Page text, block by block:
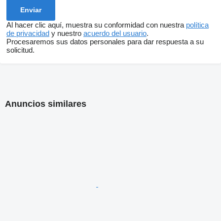
Al hacer clic aquí, muestra su conformidad con nuestra política
de privacidad y nuestro acuerdo del usuario.
Procesaremos sus datos personales para dar respuesta a su
solicitud.
Anuncios similares